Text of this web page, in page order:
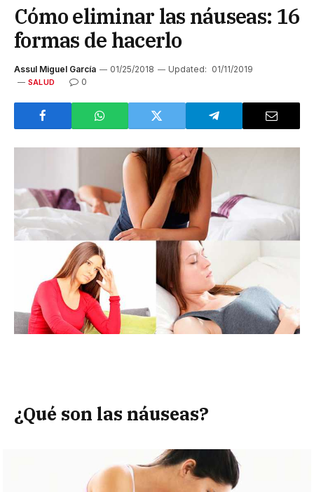
Cómo eliminar las náuseas: 16
formas de hacerlo
Assul Miguel García 01/25/2018 Updated: 01/11/2019
SALUD 0
¿Qué son las náuseas?